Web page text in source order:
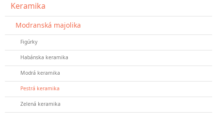
Keramika
Modranská majolika
Figúrky
Habánska keramika
Modrá keramika
Pestrá keramika
Zelená keramika